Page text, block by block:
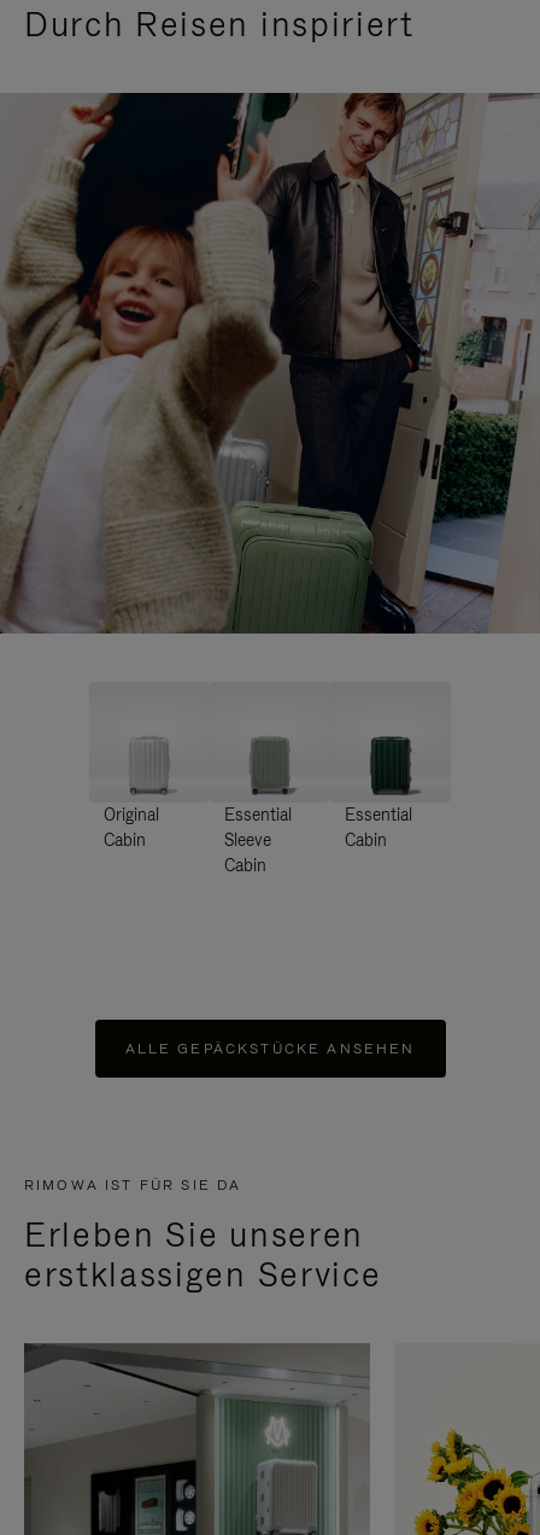
Durch Reisen inspiriert
Original
Cabin
Essential
Sleeve
Cabin
Essential
Cabin
ALLE GEPÄCKSTÜCKE ANSEHEN
RIMOWA IST FÜR SIE DA
Erleben Sie unseren
erstklassigen Service